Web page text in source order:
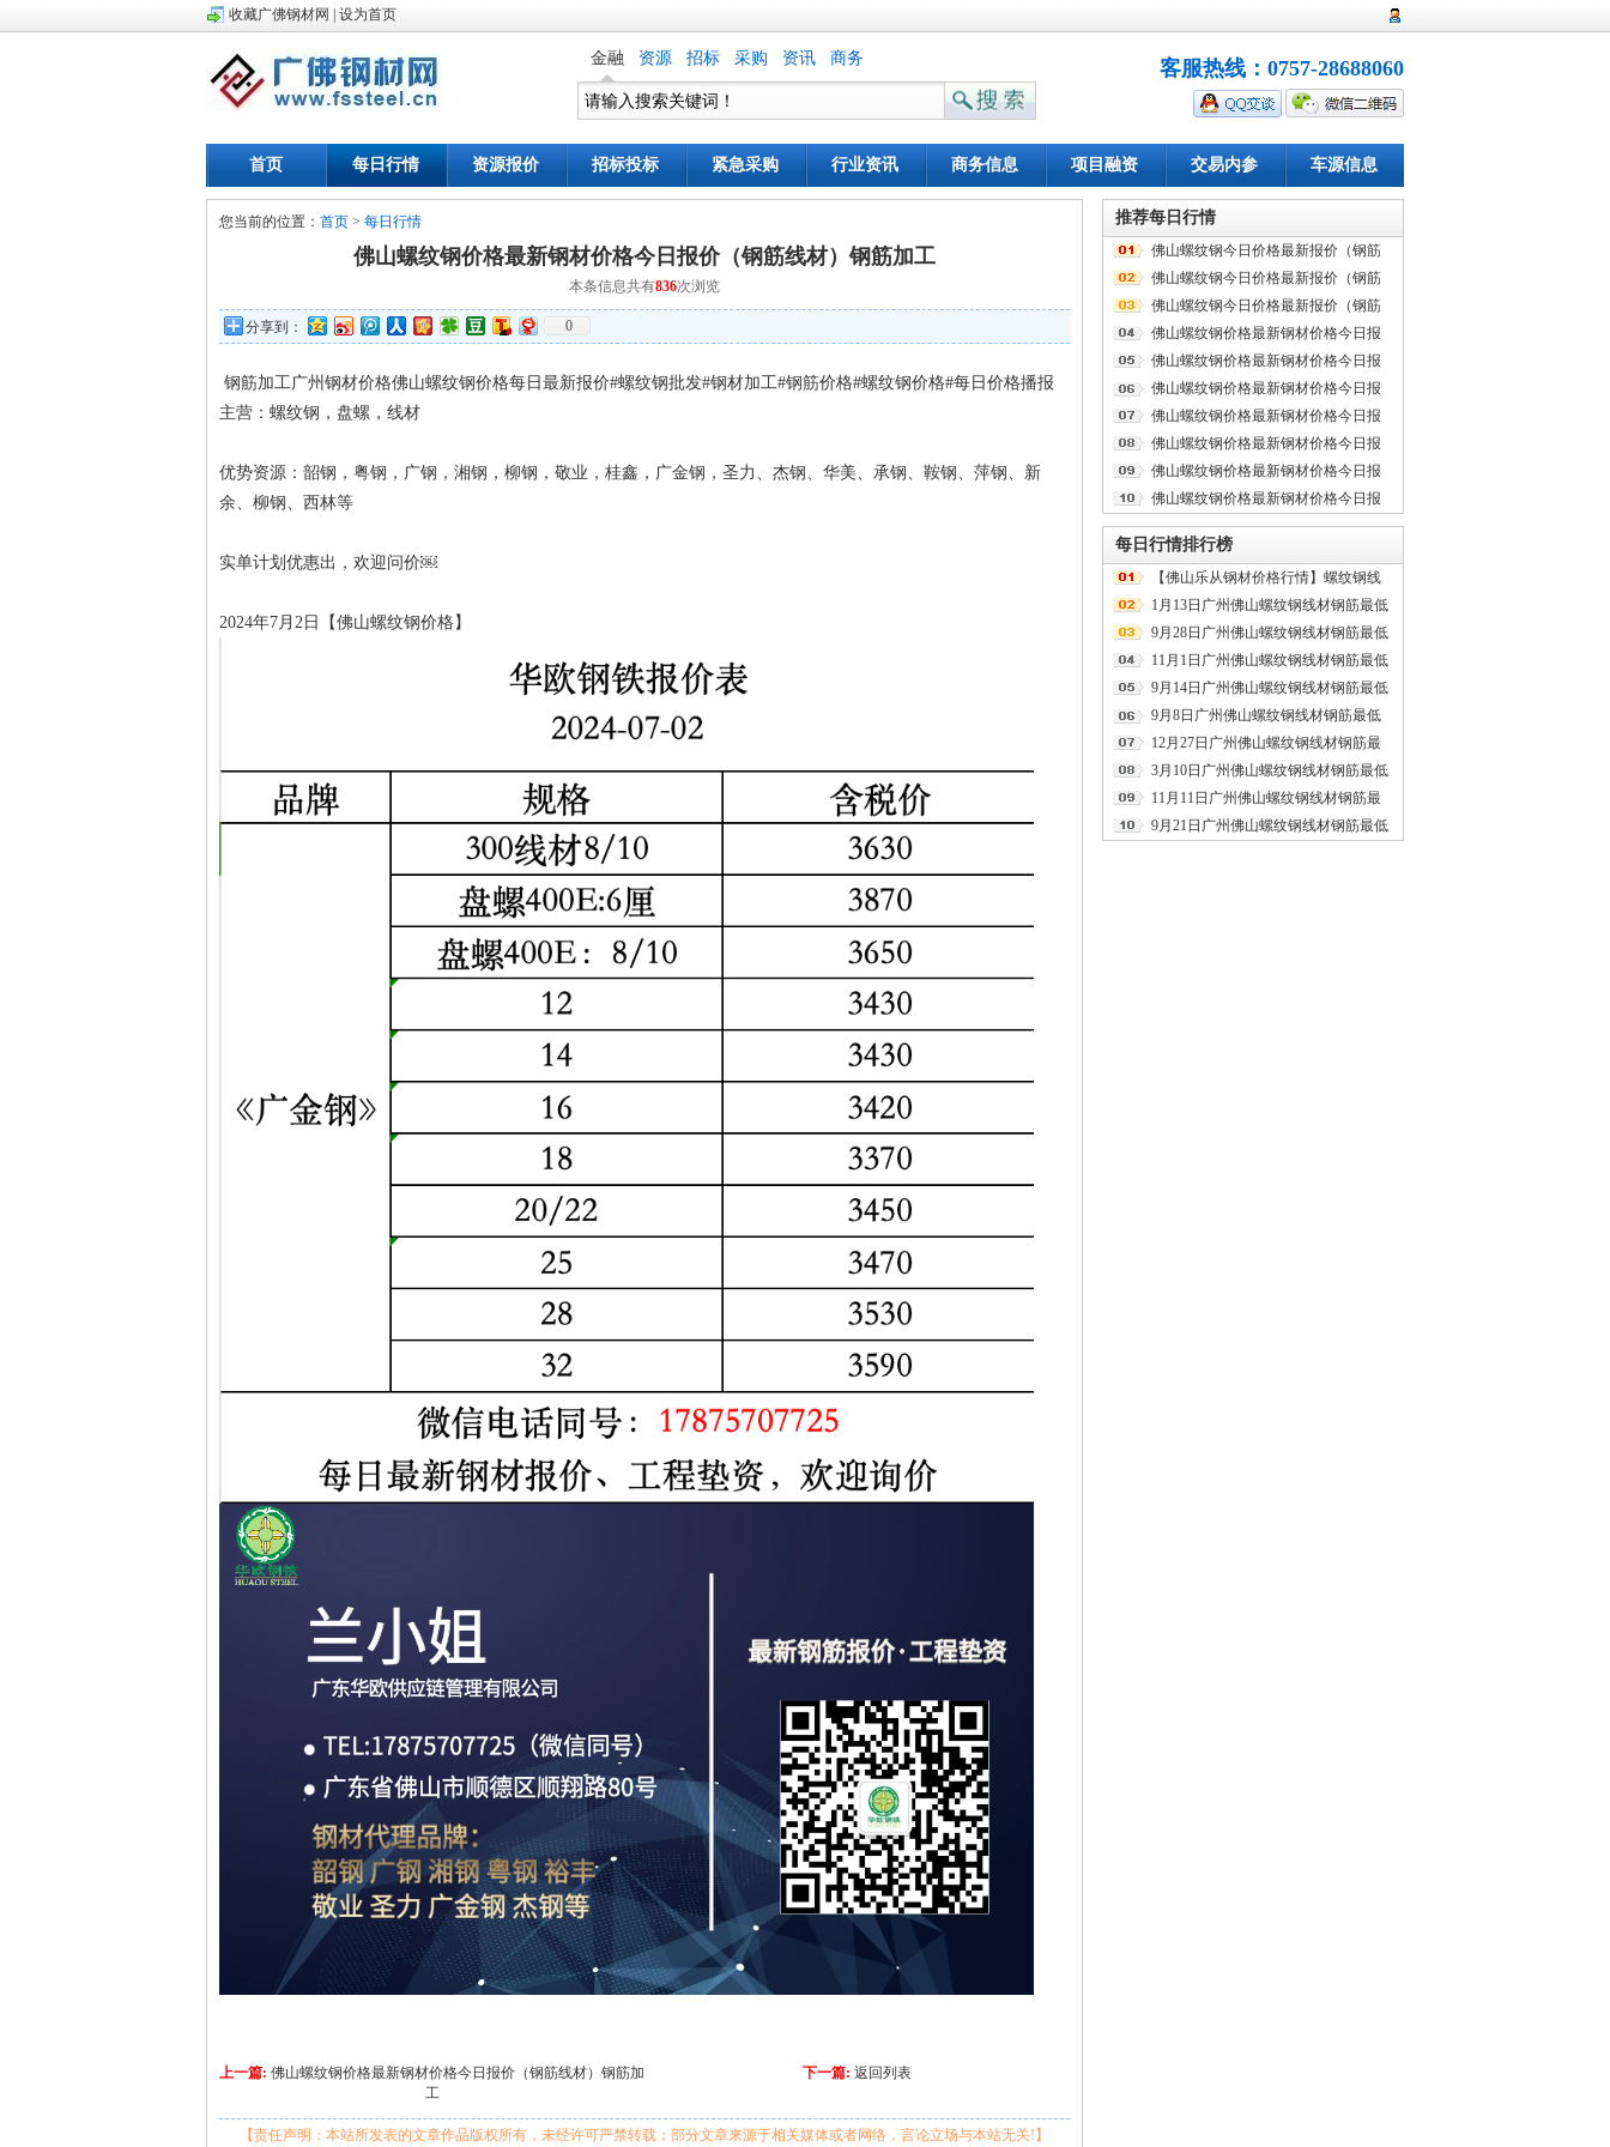
收藏广佛钢材网 设为首页
金融 资源 招标 采购 资讯 商务 客服热线：0757-28688060
首页 每日行情 资源报价 招标投标 紧急采购 行业资讯 商务信息 项目融资 交易内参 车源信息
推荐每日行情
佛山螺纹钢今日价格最新报价（钢筋
线材）
佛山螺纹钢今日价格最新报价（钢筋
线材）
佛山螺纹钢今日价格最新报价（钢筋
线材）
佛山螺纹钢价格最新钢材价格今日报
价（钢筋线材）钢筋加工
佛山螺纹钢价格最新钢材价格今日报
价（钢筋线材）钢筋加工
佛山螺纹钢价格最新钢材价格今日报
价（钢筋线材）钢筋加工
佛山螺纹钢价格最新钢材价格今日报
价（钢筋线材）钢筋加工
佛山螺纹钢价格最新钢材价格今日报
价（钢筋线材）钢筋加工
佛山螺纹钢价格最新钢材价格今日报
价（钢筋线材）钢筋加工
佛山螺纹钢价格最新钢材价格今日报
价（钢筋线材）钢筋加工
每日行情排行榜
【佛山乐从钢材价格行情】螺纹钢线
材盘螺最低价2020年8月17日
1月13日广州佛山螺纹钢线材钢筋最低
报价
9月28日广州佛山螺纹钢线材钢筋最低
报价
11月1日广州佛山螺纹钢线材钢筋最低
报价
9月14日广州佛山螺纹钢线材钢筋最低
报价
9月8日广州佛山螺纹钢线材钢筋最低
报价
12月27日广州佛山螺纹钢线材钢筋最
低报价
3月10日广州佛山螺纹钢线材钢筋最低
报价
11月11日广州佛山螺纹钢线材钢筋最
低报价
9月21日广州佛山螺纹钢线材钢筋最低
您当前的位置： 首页 > 每日行情
佛山螺纹钢价格最新钢材价格今日报价（钢筋线材）钢筋加工
本条信息共有836次浏览
分享到： 0
钢筋加工广州钢材价格佛山螺纹钢价格每日最新报价#螺纹钢批发#钢材加工#钢筋价格#螺纹钢价格#每日价格播报
主营：螺纹钢，盘螺，线材
优势资源：韶钢，粤钢，广钢，湘钢，柳钢，敬业，桂鑫，广金钢，圣力、杰钢、华美、承钢、鞍钢、萍钢、新
余、柳钢、西林等
实单计划优惠出，欢迎问价￼
2024年7月2日【佛山螺纹钢价格】
上一篇: 佛山螺纹钢价格最新钢材价格今日报价（钢筋线材）钢筋加
工
下一篇: 返回列表
【责任声明：本站所发表的文章作品版权所有，未经许可严禁转载；部分文章来源于相关媒体或者网络，言论立场与本站无关!】